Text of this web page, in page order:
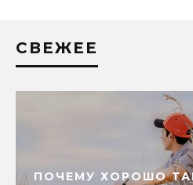
СВЕЖЕЕ
ПОЧЕМУ ХОРОШО